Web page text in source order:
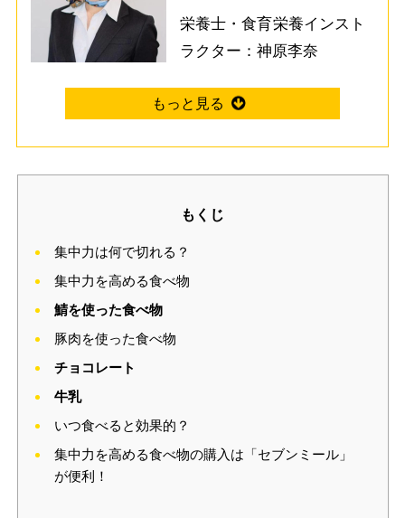
栄養士・食育栄養インスト
ラクター：神原李奈
もくじ
集中力は何で切れる？
集中力を高める食べ物
鯖を使った食べ物
豚肉を使った食べ物
チョコレート
牛乳
いつ食べると効果的？
集中力を高める食べ物の購入は「セブンミール」
が便利！